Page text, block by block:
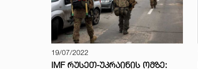
19/07/2022
IMF ᲠᲣᲡᲔᲗ-ᲣᲙᲠᲐᲘᲜᲘᲡ ᲝᲛᲖᲔ: